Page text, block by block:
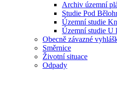
Archiv územní
Studie Pod
Územní studie
Územní studie U
Obecně závazné
Směrnice
Životní situace
Odpady